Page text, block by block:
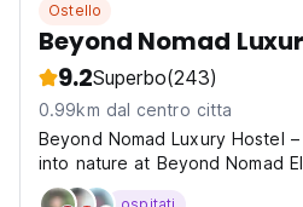
Ostello
Beyond Nomad
9.2Superbo(243)
0.99km dal centro citta
Beyond Nomad Luxury Hostel –
into nature at Beyond Nomad
boutique-style hostel